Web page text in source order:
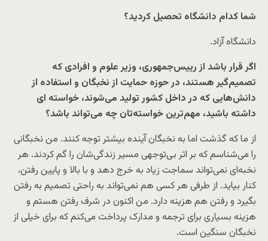
شما کدام دانشگاه تحصیل کردید؟
دانشگاه آزاد.
اگر قرار باشد از رییس‌جمهوری، وزیر علوم و افرادی که
تصمیم‌گیر هستند، در حوزه حمایت از نخبگان و استفاده از
دانش‌هایی که در داخل کشور تولید می‌شوند، خواسته ای
داشته باشید، مهم‌ترین خواسته‌تان چه می‌تواند باشد؟
از ما که گذشت اما به نخبگان آینده بیشتر توجه کنند. من نخبگانی
را می‌شناسم که بر اثر بی‌توجهی مسیر زندگی‌شان را گم کردند. هر
نخبه‌ای نمی‌تواند سماجت زیاد به خرج دهد و با بالا و پایین رفتن،
کنار بیاید. از طرفی هر کسی هم نمی‌تواند به راحتی تصمیم به رفتن
بگیرد و رفتن هم هزینه دارد. من اکنون در شرف رفتن هستم و
هزینه بسیاری برای ترجمه و مدارک پرداخت می‌کنم که برای خیلی از
نخبگان سنگین است.